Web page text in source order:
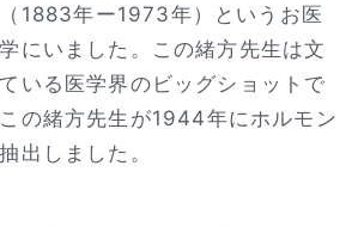
1883年ー1973年）というお医
にいました。この緒方先生は文
いる医学界のビッグショットで
の緒方先生が1944年にホルモン
出しました。